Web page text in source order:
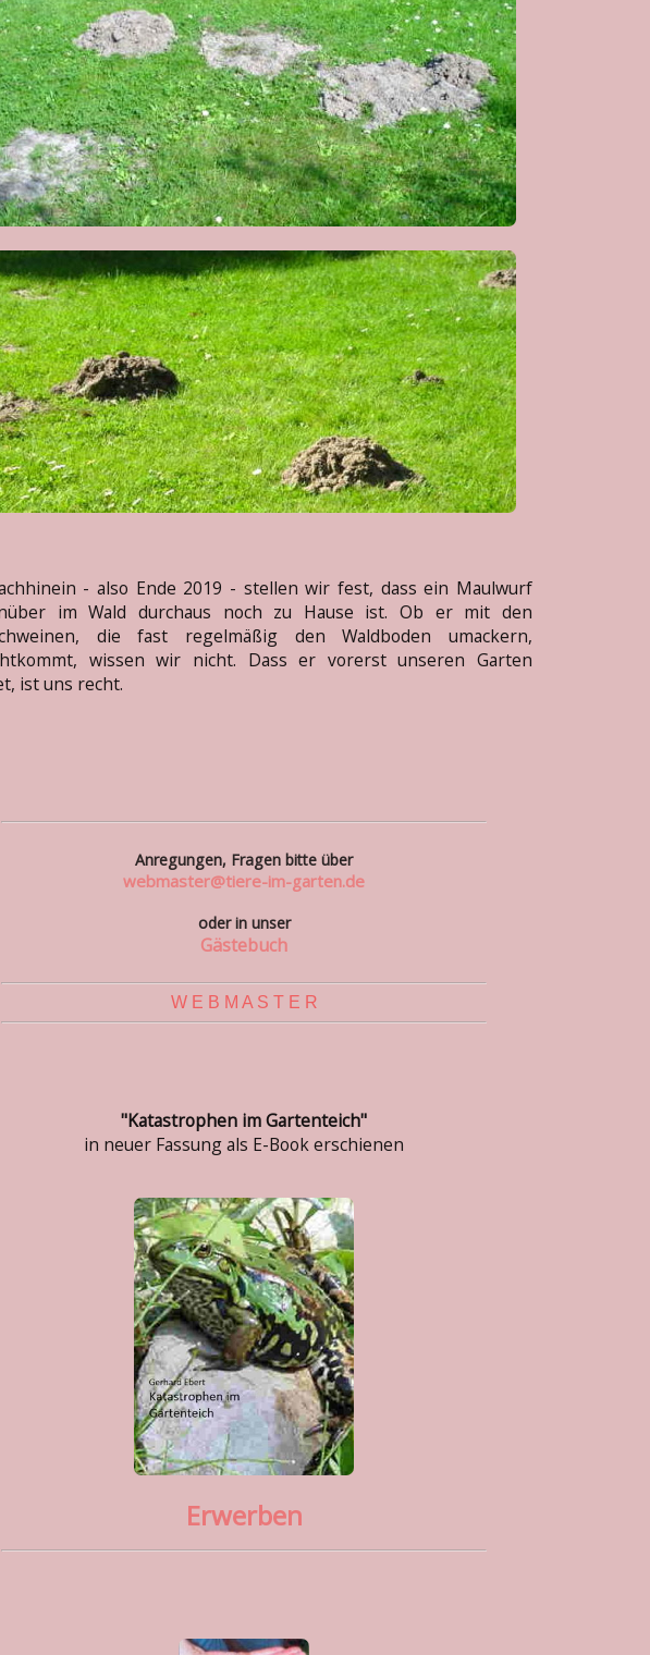
- also Ende 2019 - stellen wir fest, dass ein Maulwurf
im Wald durchaus noch zu Hause ist. Ob er mit den
die fast regelmäßig den Waldboden umackern,
wissen wir nicht. Dass er vorerst unseren Garten
ist uns recht.
Anregungen, Fragen bitte über
webmaster@tiere-im-garten.de
oder in unser
Gästebuch
W E B M A S T E R
"Katastrophen im Gartenteich"
in neuer Fassung als E-Book erschienen
Erwerben